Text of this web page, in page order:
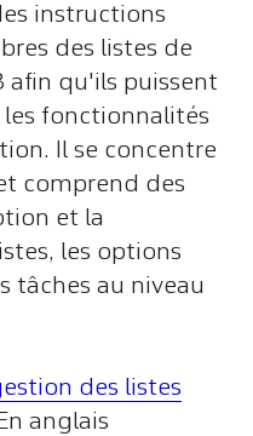
instructions
des listes de
afin qu'ils puissent
fonctionnalités
Il se concentre
comprend des
et la
les options
tâches au niveau
des listes
anglais